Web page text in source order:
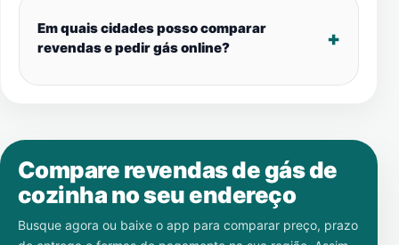
Em quais cidades posso comparar
revendas e pedir gás online?
Compare revendas de gás de
cozinha no seu endereço
Busque agora ou baixe o app para comparar preço, prazo